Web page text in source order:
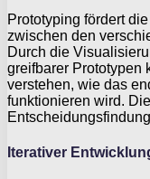
Prototyping fördert die
zwischen den
Durch die
greifbarer Prototypen
verstehen, wie das
funktionieren wird.
Iterativer